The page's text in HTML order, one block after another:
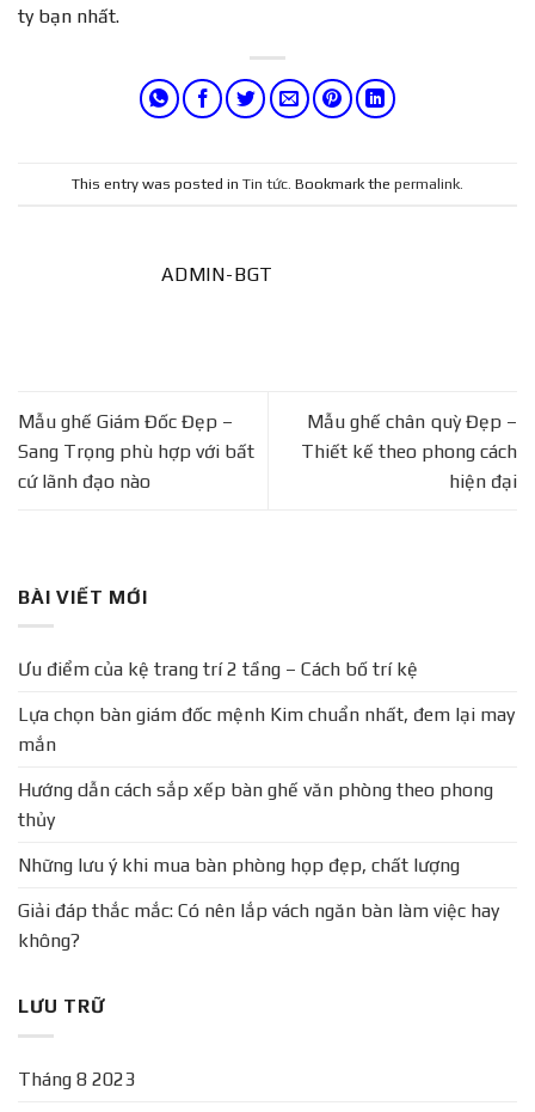
ty bạn nhất.
This entry was posted in Tin tức . Bookmark the permalink
ADMIN-BGT
Mẫu ghế Giám Đốc Đẹp –
Sang Trọng phù hợp với bất
cứ lãnh đạo nào
Mẫu ghế chân quỳ Đẹp –
Thiết kế theo phong cách
hiện đại
BÀI VIẾT MỚI
Ưu điểm của kệ trang trí 2 tầng – Cách bố trí kệ
Lựa chọn bàn giám đốc mệnh Kim chuẩn nhất, đem lại may
mắn
Hướng dẫn cách sắp xếp bàn ghế văn phòng theo phong
thủy
Những lưu ý khi mua bàn phòng họp đẹp, chất lượng
Giải đáp thắc mắc: Có nên lắp vách ngăn bàn làm việc hay
không?
LƯU TRỮ
Tháng 8 2023